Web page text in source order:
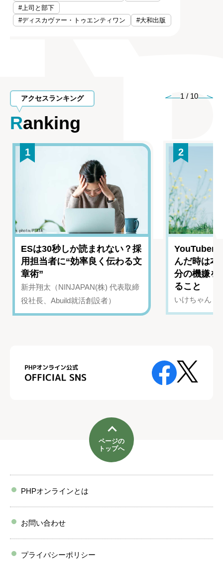
#上司と部下
#ディスカヴァー・トゥエンティワン
#大和出版
アクセスランキング
Ranking
1 / 10
1
ESは30秒しか読まれない？採
用担当者に“効率良く伝わる文
章術”
新井翔太（NINJAPAN(株) 代表取締
役社長、Abuild就活創設者）
2
YouTuber
んだ時は
分の機嫌を
ること
いけちゃん（
ページの
トップへ
PHPオンラインとは
お問い合わせ
プライバシーポリシー